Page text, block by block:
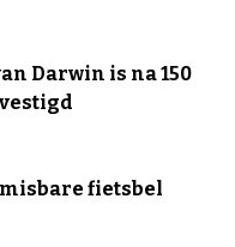
Darwin is na 150
fietsbel